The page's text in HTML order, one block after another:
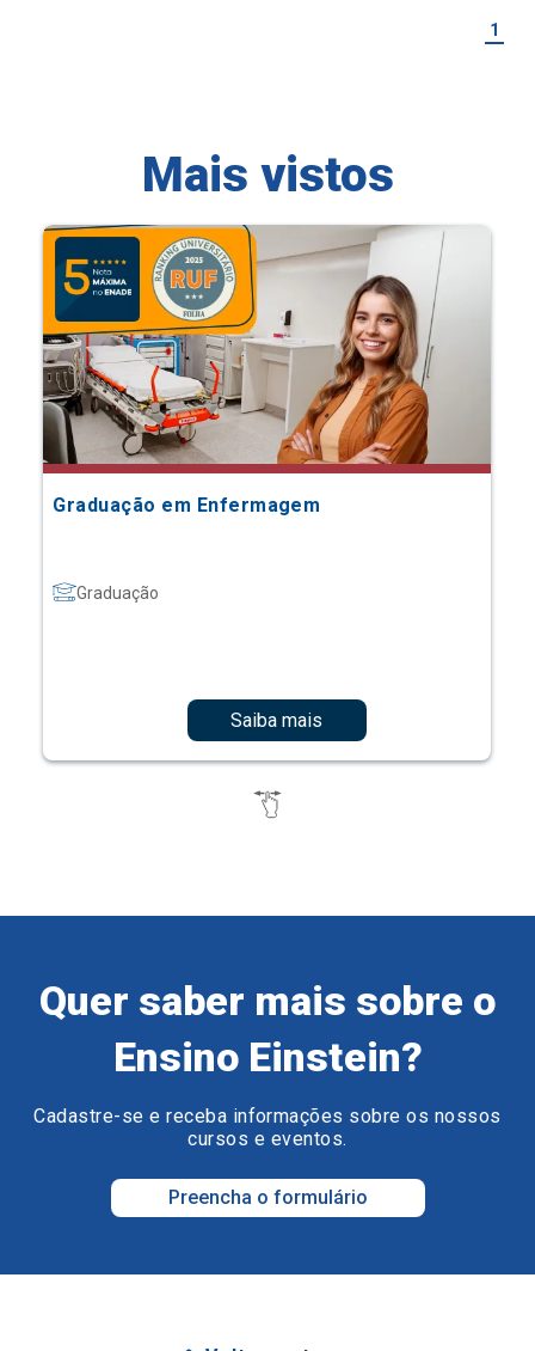
1
Mais vistos
Graduação em Enfermagem
Graduação
Saiba mais
Quer saber mais sobre o
Ensino Einstein?
Cadastre-se e receba informações sobre os nossos
cursos e eventos.
Preencha o formulário